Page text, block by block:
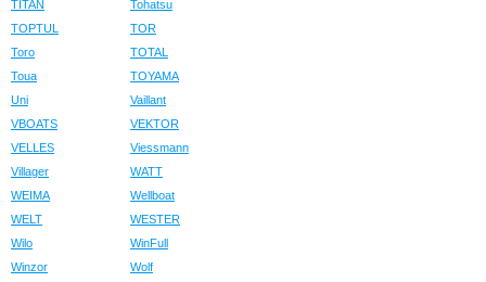
TITAN
Tohatsu
TOPTUL
TOR
Toro
TOTAL
Toua
TOYAMA
Uni
Vaillant
VBOATS
VEKTOR
VELLES
Viessmann
Villager
WATT
WEIMA
Wellboat
WELT
WESTER
Wilo
WinFull
Winzor
Wolf